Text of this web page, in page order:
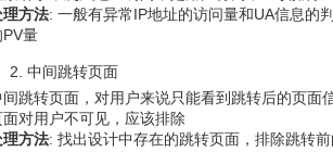
理方法: 一般有异常IP地址的访问量和UA信息的
PV量
2. 中间跳转页面
间跳转页面，对用户来说只能看到跳转后的页面
面对用户不可见，应该排除
理方法: 找出设计中存在的跳转页面，排除跳转